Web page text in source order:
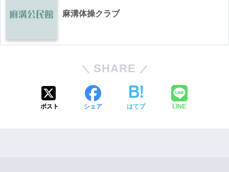
麻溝体操クラブ
SHARE
ポスト シェア はてブ LINE